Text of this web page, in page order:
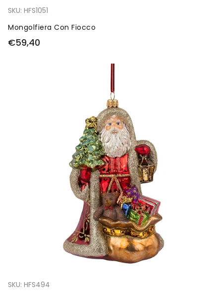
SKU: HFS1051
Mongolfiera Con Fiocco
€59,40
SKU: HFS494